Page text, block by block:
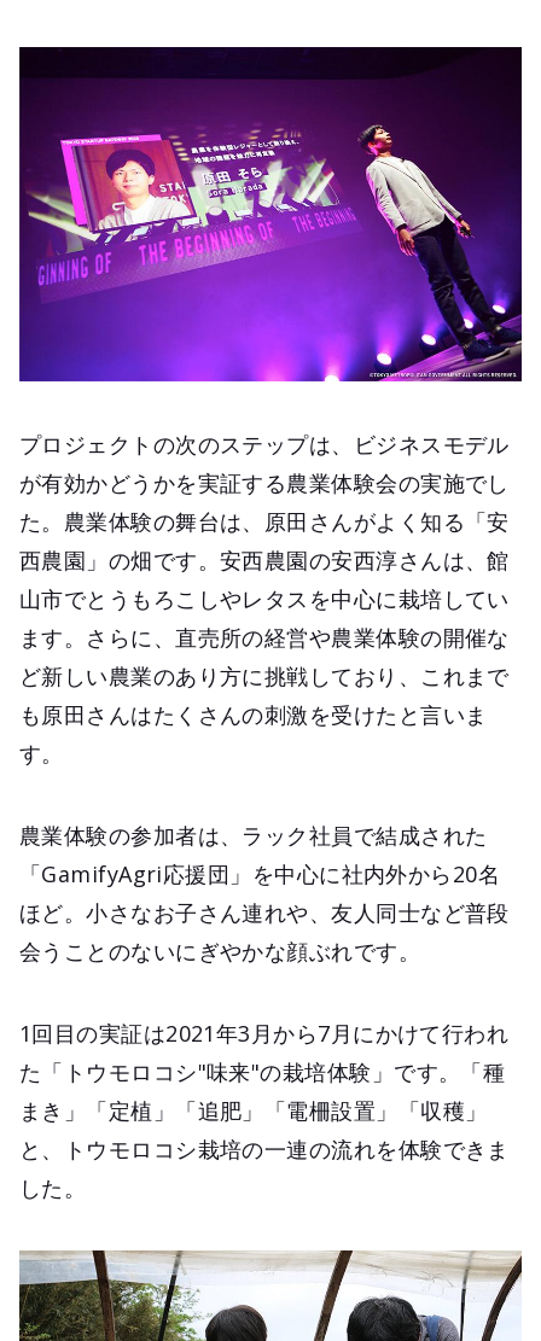
プロジェクトの次のステップは、ビジネスモデル
が有効かどうかを実証する農業体験会の実施でし
た。農業体験の舞台は、原田さんがよく知る「安
西農園」の畑です。安西農園の安西淳さんは、館
山市でとうもろこしやレタスを中心に栽培してい
ます。さらに、直売所の経営や農業体験の開催な
ど新しい農業のあり方に挑戦しており、これまで
も原田さんはたくさんの刺激を受けたと言いま
す。
農業体験の参加者は、ラック社員で結成された
「GamifyAgri応援団」を中心に社内外から20名
ほど。小さなお子さん連れや、友人同士など普段
会うことのないにぎやかな顔ぶれです。
1回目の実証は2021年3月から7月にかけて行われ
た「トウモロコシ"味来"の栽培体験」です。「種
まき」「定植」「追肥」「電柵設置」「収穫」
と、トウモロコシ栽培の一連の流れを体験できま
した。